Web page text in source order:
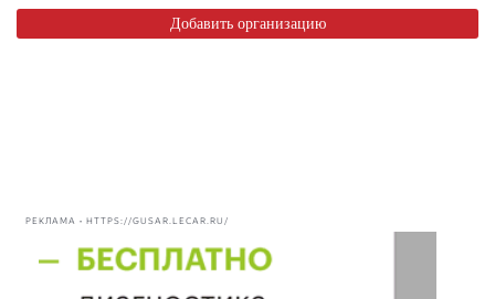
Добавить организацию
РЕКЛАМА • HTTPS://GUSAR.LECAR.RU/